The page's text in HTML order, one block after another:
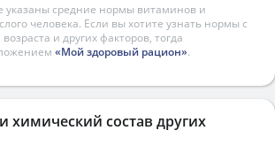
указаны средние нормы витаминов и
человека. Если вы хотите узнать нормы с
и других факторов, тогда
«Мой здоровый рацион».
химический состав других